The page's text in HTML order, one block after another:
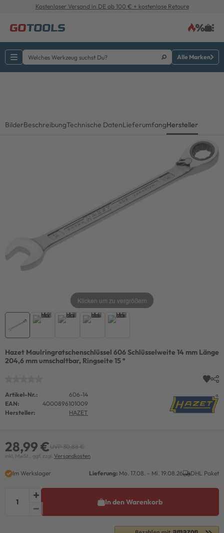
Kostenloser Versand in DE ab 100 € + kostenlose Retoure
Alle Marken
BilderBeschreibungTechnische DatenLieferumfangHersteller
Klicken um zu vergrößern
Hazet Maulringratschenschlüssel 606 Schlüsselweite 14 mm Länge
204,6 mm umschaltbar, Ringseite 15 °
Artikel-Nr.:
606-14
EAN:
4000896101009
Hersteller:
HAZET
28,99 €UVP 30,88 €
inkl. MwSt., ggf. zzgl. Versandkosten
Im Werkslager Lieferung: Mo. 17.08. - Mi. 19.08.26 DHL Paket
In den Warenkorb